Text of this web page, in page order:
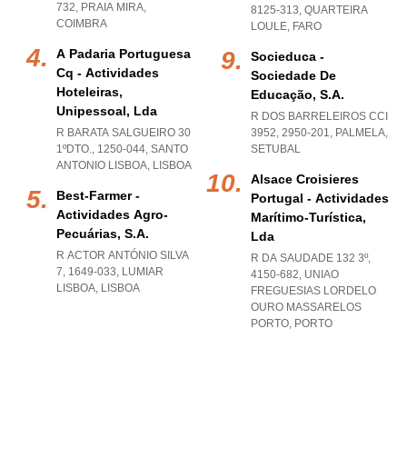
732, PRAIA MIRA,
COIMBRA
A Padaria Portuguesa
Cq - Actividades
Hoteleiras,
Unipessoal, Lda
R BARATA SALGUEIRO 30
1ºDTO., 1250-044, SANTO
ANTONIO LISBOA, LISBOA
Best-Farmer -
Actividades Agro-
Pecuárias, S.a.
R ACTOR ANTÓNIO SILVA
7, 1649-033, LUMIAR
LISBOA, LISBOA
8125-313, QUARTEIRA
LOULE, FARO
Socieduca -
Sociedade De
Educação, S.a.
R DOS BARRELEIROS CCI
3952, 2950-201, PALMELA,
SETUBAL
Alsace Croisieres
Portugal - Actividades
Marítimo-Turística,
Lda
R DA SAUDADE 132 3º,
4150-682, UNIAO
FREGUESIAS LORDELO
OURO MASSARELOS
PORTO, PORTO